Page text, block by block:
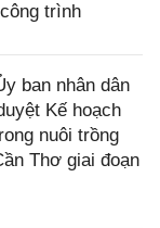
trình
ban nhân dân
Kế hoạch
nuôi trồng
Thơ giai đoạn